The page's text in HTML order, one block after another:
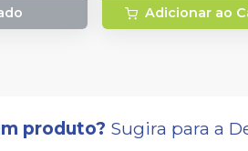
Adicionar ao
produto? Sugira para a